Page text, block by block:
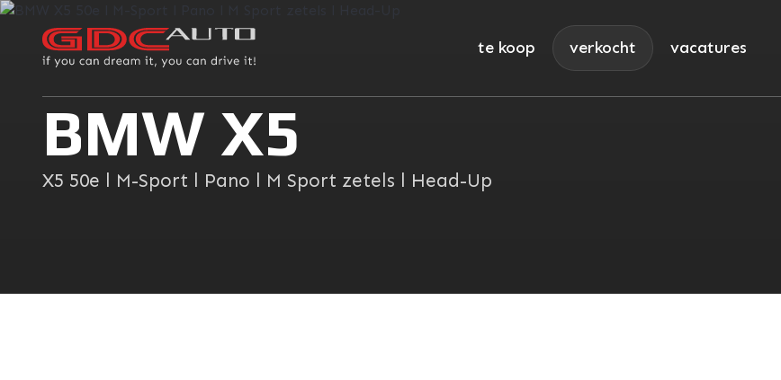
te koop verkocht vacatures
BMW X5
X5 50e l M-Sport l Pano l M Sport zetels l Head-Up